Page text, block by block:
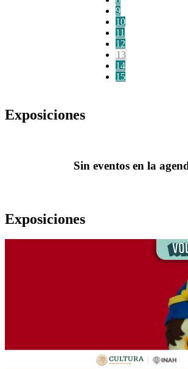
9
10
11
12
13
14
15
Exposiciones
Sin eventos en la
Exposiciones